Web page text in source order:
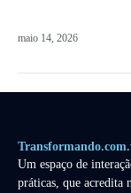
maio 14, 2026
Um espaço de
práticas, que acredita